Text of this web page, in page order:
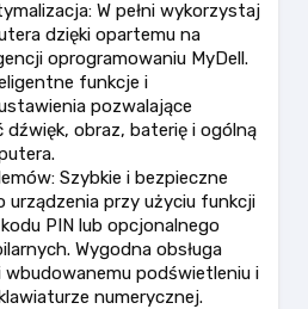
W pełni wykorzystaj
dzięki opartemu na
oprogramowaniu MyDell.
funkcje i
pozwalające
obraz, baterię i ogólną
Szybkie i bezpieczne
urządzenia przy użyciu funkcji
PIN lub opcjonalnego
Wygodna obsługa
wbudowanemu podświetleniu i
numerycznej.